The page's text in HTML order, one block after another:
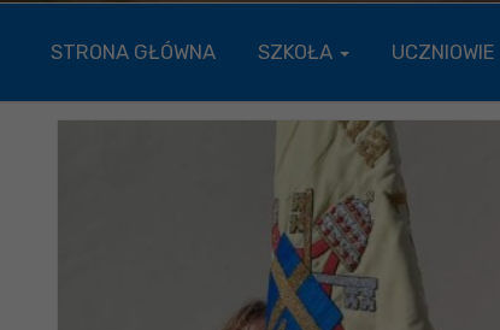
STRONA GŁÓWNA SZKOŁA UCZNIOWIE